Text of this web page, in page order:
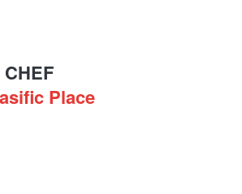
CHEF
Place